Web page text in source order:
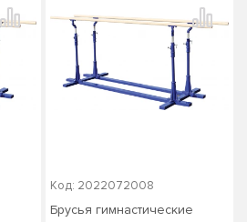
Код: 2022072008
Брусья гимнастические